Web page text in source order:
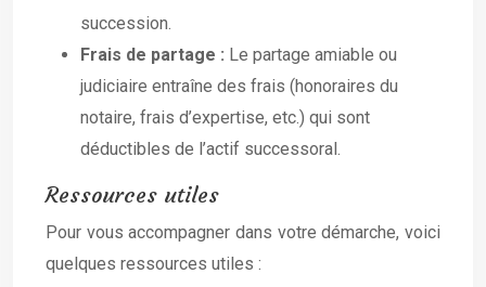
succession.
Frais de partage : Le partage amiable ou
judiciaire entraîne des frais (honoraires du
notaire, frais d’expertise, etc.) qui sont
déductibles de l’actif successoral.
Ressources utiles
Pour vous accompagner dans votre démarche, voici
quelques ressources utiles :